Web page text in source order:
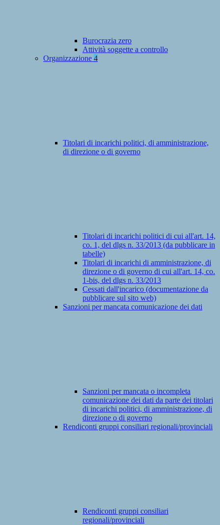
Burocrazia zero
Attività soggette a controllo
Organizzazione 4
Titolari di incarichi politici, di amministrazione,
di direzione o di governo
Titolari di incarichi politici di cui all'art. 14,
co. 1, del dlgs n. 33/2013 (da pubblicare in
tabelle)
Titolari di incarichi di amministrazione, di
direzione o di governo di cui all'art. 14, co.
1-bis, del dlgs n. 33/2013
Cessati dall'incarico (documentazione da
pubblicare sul sito web)
Sanzioni per mancata comunicazione dei dati
Sanzioni per mancata o incompleta
comunicazione dei dati da parte dei titolari
di incarichi politici, di amministrazione, di
direzione o di governo
Rendiconti gruppi consiliari regionali/provinciali
Rendiconti gruppi consiliari
regionali/provinciali